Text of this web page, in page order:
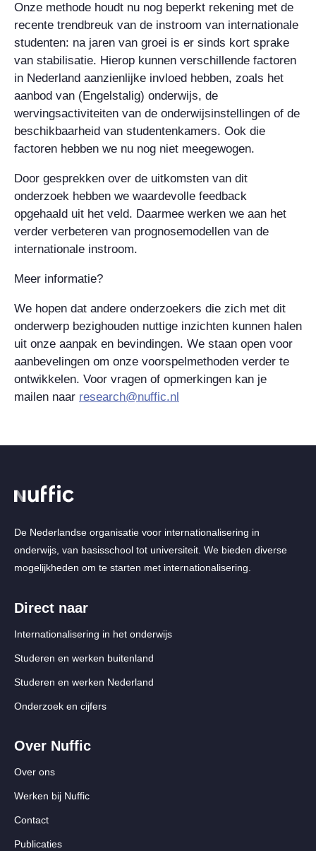
Onze methode houdt nu nog beperkt rekening met de
recente trendbreuk van de instroom van internationale
studenten: na jaren van groei is er sinds kort sprake
van stabilisatie. Hierop kunnen verschillende factoren
in Nederland aanzienlijke invloed hebben, zoals het
aanbod van (Engelstalig) onderwijs, de
wervingsactiviteiten van de onderwijsinstellingen of de
beschikbaarheid van studentenkamers. Ook die
factoren hebben we nu nog niet meegewogen.
Door gesprekken over de uitkomsten van dit
onderzoek hebben we waardevolle feedback
opgehaald uit het veld. Daarmee werken we aan het
verder verbeteren van prognosemodellen van de
internationale instroom.
Meer informatie?
We hopen dat andere onderzoekers die zich met dit
onderwerp bezighouden nuttige inzichten kunnen halen
uit onze aanpak en bevindingen. We staan open voor
aanbevelingen om onze voorspelmethoden verder te
ontwikkelen. Voor vragen of opmerkingen kan je
mailen naar research@nuffic.nl
De Nederlandse organisatie voor internationalisering in
onderwijs, van basisschool tot universiteit. We bieden diverse
mogelijkheden om te starten met internationalisering.
Direct naar
Internationalisering in het onderwijs
Studeren en werken buitenland
Studeren en werken Nederland
Onderzoek en cijfers
Over Nuffic
Over ons
Werken bij Nuffic
Contact
Publicaties